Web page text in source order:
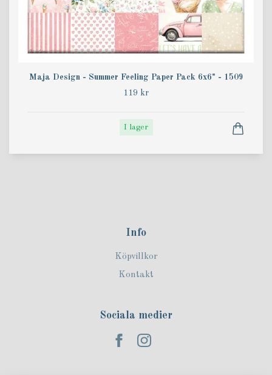
Maja Design - Summer Feeling Paper Pack 6x6" - 1509
119 kr
I lager
Info
Köpvillkor
Kontakt
Sociala medier